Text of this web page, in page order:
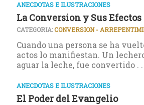
ANECDOTAS E ILUSTRACIONES
La Conversion y Sus Efectos
CATEGORIA:CONVERSION -
Cuando una persona se ha
actos lo manifiestan. Un
aguar la leche, fue convertido . .
ANECDOTAS E ILUSTRACIONES
El Poder del Evangelio